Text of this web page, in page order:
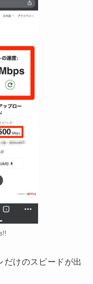
だけのスピードが出